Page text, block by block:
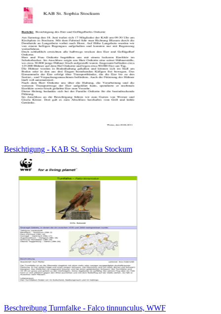
Besichtigung - KAB St. Sophia Stockum
Beschreibung Turmfalke - Falco tinnunculus, WWF